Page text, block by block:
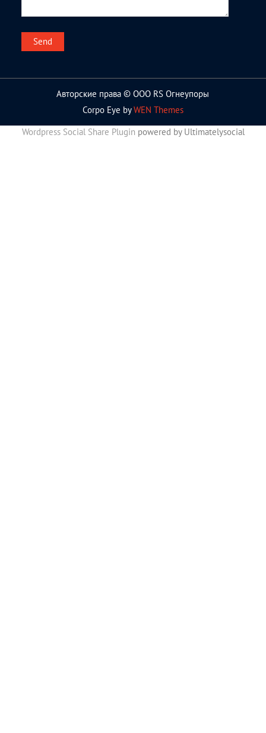
Авторские права © ООО RS Огнеупоры
Corpo Eye byWEN Themes
Wordpress Social Share Plugin powered by Ultimatelysocial